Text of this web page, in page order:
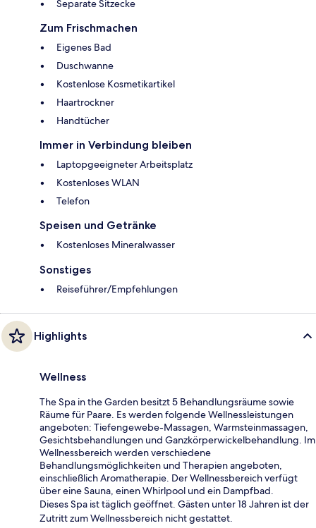
Separate Sitzecke
Zum Frischmachen
Eigenes Bad
Duschwanne
Kostenlose Kosmetikartikel
Haartrockner
Handtücher
Immer in Verbindung bleiben
Laptopgeeigneter Arbeitsplatz
Kostenloses WLAN
Telefon
Speisen und Getränke
Kostenloses Mineralwasser
Sonstiges
Reiseführer/Empfehlungen
Highlights
Wellness
The Spa in the Garden besitzt 5 Behandlungsräume sowie
Räume für Paare. Es werden folgende Wellnessleistungen
angeboten: Tiefengewebe-Massagen, Warmsteinmassagen,
Gesichtsbehandlungen und Ganzkörperwickelbehandlung. Im
Wellnessbereich werden verschiedene
Behandlungsmöglichkeiten und Therapien angeboten,
einschließlich Aromatherapie. Der Wellnessbereich verfügt
über eine Sauna, einen Whirlpool und ein Dampfbad.
Dieses Spa ist täglich geöffnet. Gästen unter 18 Jahren ist der
Zutritt zum Wellnessbereich nicht gestattet.